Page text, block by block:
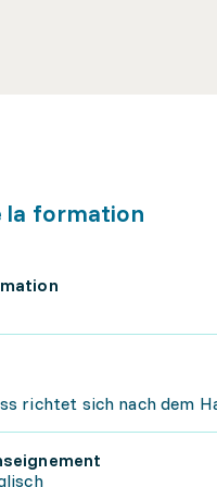
la formation
richtet sich nach dem